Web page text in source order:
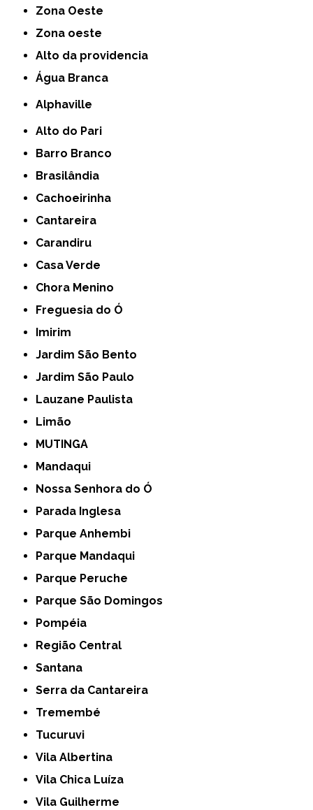
Zona Oeste
Zona oeste
alto da providencia
Água Branca
Alphaville
Alto do Pari
Barro Branco
Brasilândia
Cachoeirinha
Cantareira
Carandiru
Casa Verde
Chora Menino
Freguesia do Ó
Imirim
Jardim São Bento
Jardim São Paulo
Lauzane Paulista
Limão
MUTINGA
Mandaqui
Nossa Senhora do Ó
Parada Inglesa
Parque Anhembi
Parque Mandaqui
Parque Peruche
Parque São Domingos
Pompéia
Região Central
Santana
Serra da Cantareira
Tremembé
Tucuruvi
Vila Albertina
Vila Chica Luíza
Vila Guilherme